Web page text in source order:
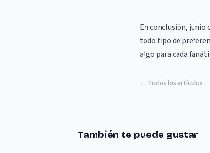
En conclusión, junio
todo tipo de
algo para cada
← Todos los artículos
También te puede gustar